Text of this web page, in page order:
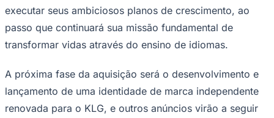
Cidades da Região
Santana de Parnaíba
Osasco Carapicuíba Jandira Cotia
do Bom JesusAraçariguamaCajamarCaieirasFranco da
RochaFrancisco MoratoTaboão da SerraEmbu das ArtesSão Roque
Anuncie Regional
Guia de Empresas
Vagas na RegiãoNovo
executar seus ambiciosos planos de crescimento, ao
passo que continuará sua missão fundamental de
transformar vidas através do ensino de idiomas.
A próxima fase da aquisição será o desenvolvimento e
lançamento de uma identidade de marca independente
renovada para o KLG, e outros anúncios virão a seguir